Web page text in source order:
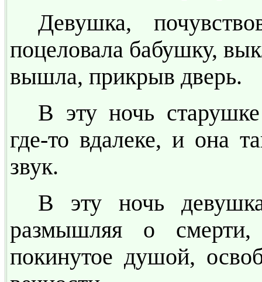
Девушка,
поцеловала бабушку,
вышла, прикрыв дверь.
В эту ночь
где-то вдалеке, и она
звук.
В эту ночь
размышляя о
покинутое душой,